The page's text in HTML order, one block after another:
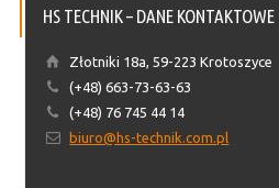
HS TECHNIK – DANE KONTAKTOWE
Złotniki 18a, 59-223 Krotoszyce
(+48) 663-73-63-63
(+48) 76 745 44 14
biuro@hs-technik.com.pl